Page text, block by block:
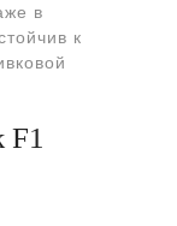
в
к
F1